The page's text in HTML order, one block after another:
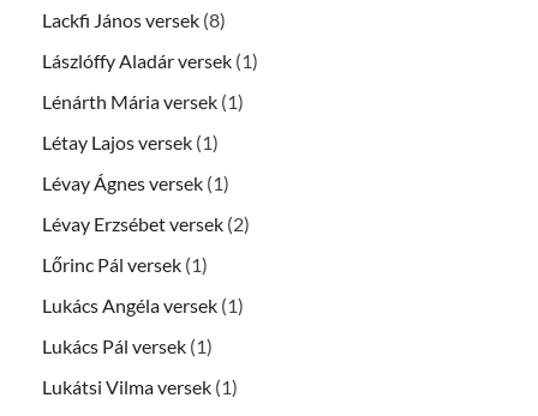
Lackfi János versek (8)
Lászlóffy Aladár versek (1)
Lénárth Mária versek (1)
Létay Lajos versek (1)
Lévay Ágnes versek (1)
Lévay Erzsébet versek (2)
Lőrinc Pál versek (1)
Lukács Angéla versek (1)
Lukács Pál versek (1)
Lukátsi Vilma versek (1)